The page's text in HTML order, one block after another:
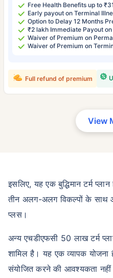
Free Health Benefits up to
Early payout on Terminal
Option to Delay 12 Months
₹2 lakh Immediate Payout
Waiver of Premium on
Waiver of Premium on
Full refund of premium
View
इसलिए, यह एक बुद्धिमान टर्म
तीन अलग-अलग विकल्पों के
प्लस।
अन्य एचडीएफसी 50 लाख टर्म
शामिल है। यह एक व्यापक योजना
संयोजित करने की आवश्यकता